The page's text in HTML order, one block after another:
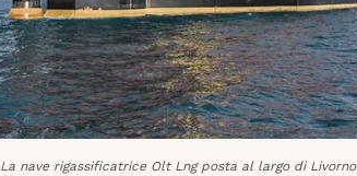
La nave rigassificatrice Olt Lng posta al largo di Livorno